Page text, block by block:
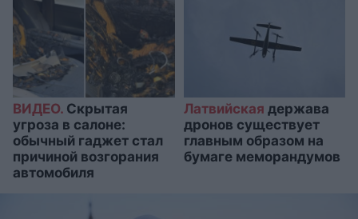
ВИДЕО. Скрытая
угроза в салоне:
обычный гаджет стал
причиной возгорания
автомобиля
Латвийская держава
дронов существует
главным образом на
бумаге меморандумов